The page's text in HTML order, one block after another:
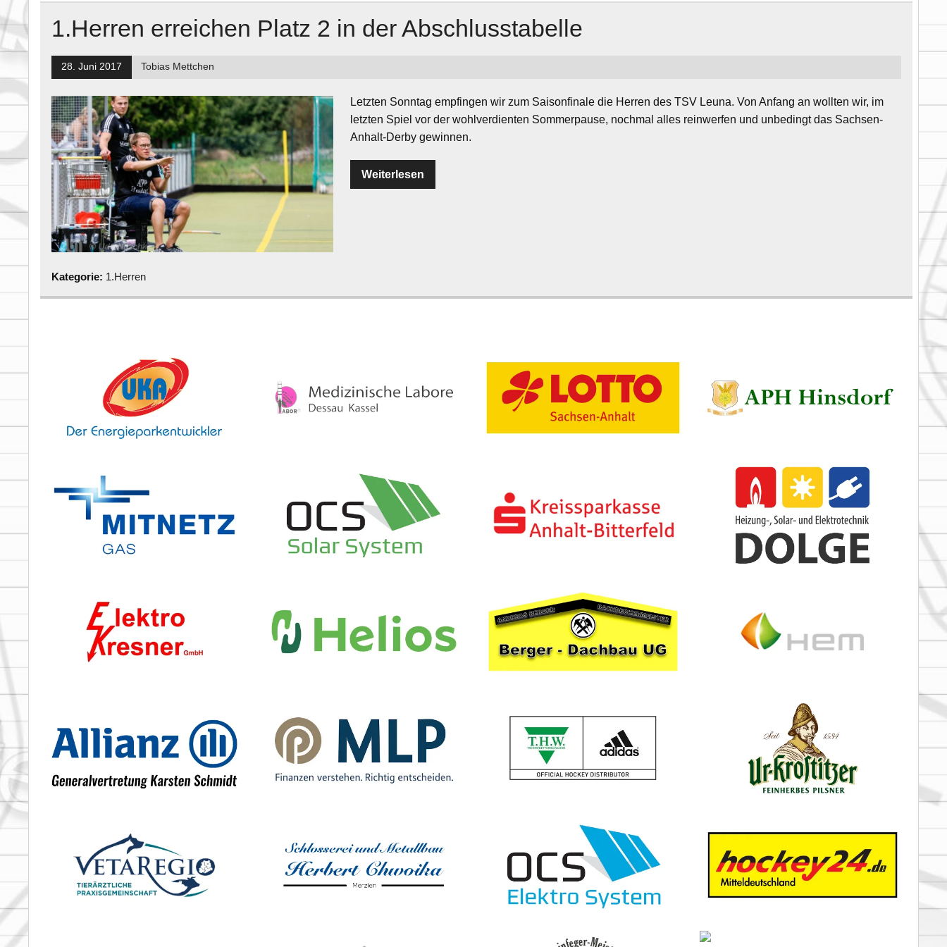
1.Herren erreichen Platz 2 in der Abschlusstabelle
28. Juni 2017 Tobias Mettchen
Letzten Sonntag empfingen wir zum Saisonfinale die Herren des TSV Leuna. Von Anfang an wollten wir, im
letzten Spiel vor der wohlverdienten Sommerpause, nochmal alles reinwerfen und unbedingt das Sachsen-
Anhalt-Derby gewinnen.
Weiterlesen
Kategorie: 1.Herren